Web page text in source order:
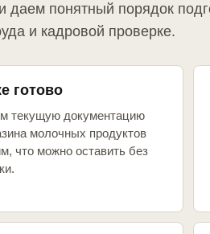
даем понятный порядок
и кадровой проверке.
готово
текущую документацию
молочных продуктов
что можно оставить без